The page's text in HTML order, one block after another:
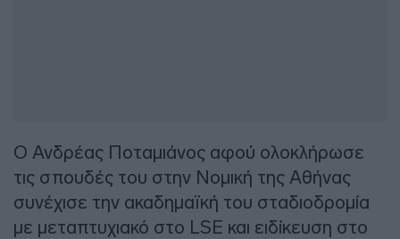
Ο Ανδρέας Ποταμιάνος αφού ολοκλήρωσε
τις σπουδές του στην Νομική της Αθήνας
συνέχισε την ακαδημαϊκή του σταδιοδρομία
με μεταπτυχιακό στο LSE και ειδίκευση στο